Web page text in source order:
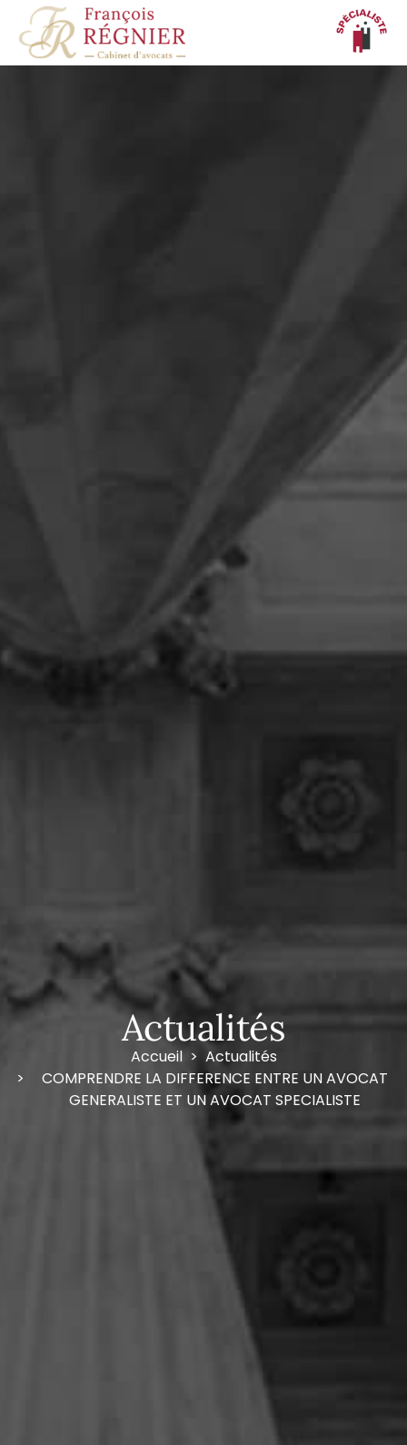
Actualités
Accueil
Actualités
COMPRENDRE LA DIFFERENCE ENTRE UN AVOCAT
GENERALISTE ET UN AVOCAT SPECIALISTE
Panneau de gestion des cookies